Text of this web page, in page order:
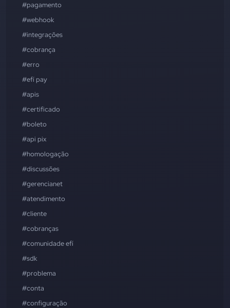
#pagamento
#webhook
#integrações
#cobrança
#erro
#efí pay
#apis
#certificado
#boleto
#api pix
#homologação
#discussões
#gerencianet
#atendimento
#cliente
#cobranças
#comunidade efí
#sdk
#problema
#conta
#configuração